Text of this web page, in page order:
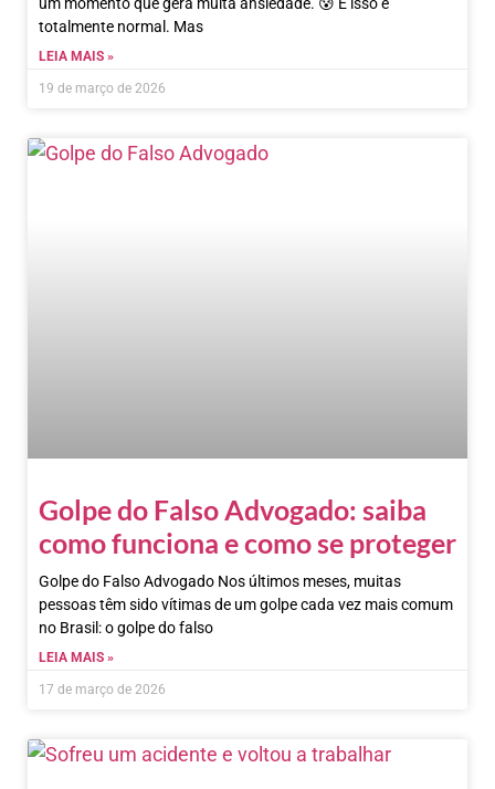
um momento que gera muita ansiedade. 😰 E isso é
totalmente normal. Mas
LEIA MAIS »
19 de março de 2026
Golpe do Falso Advogado: saiba
como funciona e como se proteger
Golpe do Falso Advogado Nos últimos meses, muitas
pessoas têm sido vítimas de um golpe cada vez mais comum
no Brasil: o golpe do falso
LEIA MAIS »
17 de março de 2026